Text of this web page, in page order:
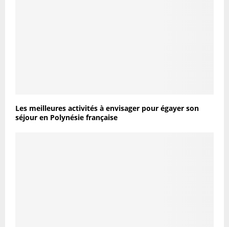
Les meilleures activités à envisager pour égayer son
séjour en Polynésie française